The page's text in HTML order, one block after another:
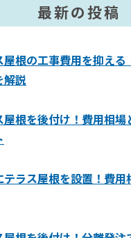
最新の投稿
屋根の工事費用を抑える
解説
屋根を後付け！費用相場
テラス屋根を設置！費用